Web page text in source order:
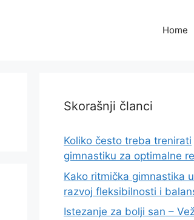
Home
Skorašnji članci
Koliko često treba trenirati
gimnastiku za optimalne
Kako ritmička gimnastika
razvoj fleksibilnosti i
Istezanje za bolji san –